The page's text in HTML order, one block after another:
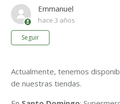
Emmanuel
hace 3 años
Seguir
Actualmente, tenemos
de nuestras tiendas.